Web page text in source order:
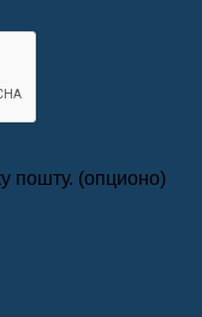
пошту. (опционо)